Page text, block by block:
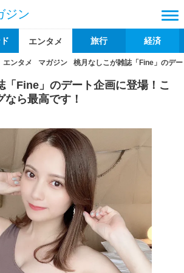
ジン
エンタメ 旅行 経済
エンタメ マガジン 桃月なしこが雑誌「Fine」のデ
「Fine」のデート企画に登場！こ
ら最高です！